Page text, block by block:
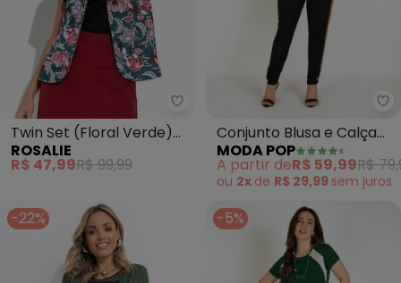
Rosalie - Twin Set (Floral
Twin Set (Floral Verde)
com Botão
ROSALIE
R$ 47,99R$ 99,99
Conjunto Blusa e Calça
(Preto e Caramelo)
MODA POP
A partir deR$ 59,99R$
ou 2x de R$ 29,99 sem juros
-22% -5%